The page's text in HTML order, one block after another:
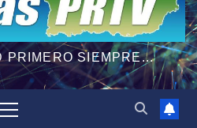
PRIMERO SIEMPRE...